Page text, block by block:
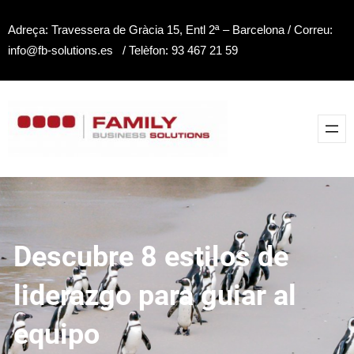
al
contenido
Adreça: Travessera de Gràcia 15, Entl 2ª – Barcelona / Correu:
info@fb-solutions.es / Telèfon: 93 467 21 59
Descubre 8 estilos de
liderazgo para guiar al
equipo